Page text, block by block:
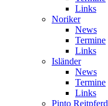
Links
Noriker
News
Termine
Links
Isländer
News
Termine
Links
Pinto Reitpferd